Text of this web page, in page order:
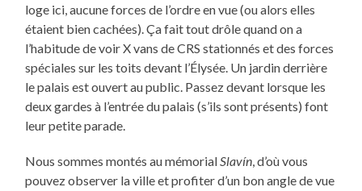
loge ici, aucune forces de l’ordre en vue (ou alors elles
étaient bien cachées). Ça fait tout drôle quand on a
l’habitude de voir X vans de CRS stationnés et des forces
spéciales sur les toits devant l’Élysée. Un jardin derrière
le palais est ouvert au public. Passez devant lorsque les
deux gardes à l’entrée du palais (s’ils sont présents) font
leur petite parade.
Nous sommes montés au mémorialSlavín, d’où vous
pouvez observer la ville et profiter d’un bon angle de vue